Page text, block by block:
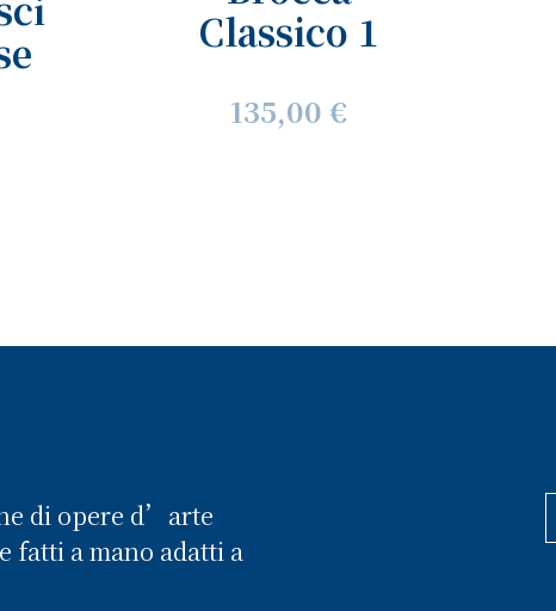
Classico 1
135,00 €
di opere d’arte
fatti a mano adatti a